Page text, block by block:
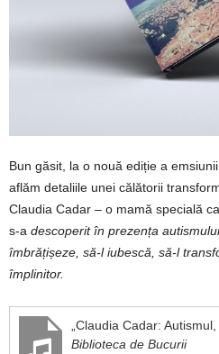
Bun găsit, la o nouă ediție a
aflăm detaliile unei călătorii
Claudia Cadar – o mamă specială
s-a descoperit în prezența
îmbrățișeze, să-l iubescă, să-l
împlinitor.
Biblioteca de Bucurii